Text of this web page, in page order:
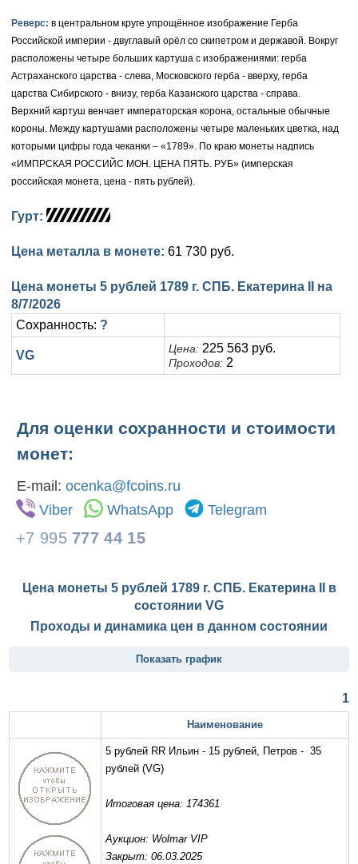
Для Молдавии и Валахии
Таврические монеты
Медь
Для Пруссии
Ливонезы
Альбертусталер
Петр II (1727-1730)
Екатерина I (1725-1727)
Петр I (1682-1725)
Золото
Серебро
Реверс: в центральном круге упрощённое изображение Герба
Российской империи - двуглавый орёл со скипетром и державой. Вокруг
расположены четыре больших картуша с изображениями: герба
Астраханского царства - слева, Московского герба - вверху, герба
царства Сибирского - внизу, герба Казанского царства - справа.
Верхний картуш венчает императорская корона, остальные обычные
короны. Между картушами расположены четыре маленьких цветка, над
которыми цифры года чеканки – «1789». По краю монеты надпись
«ИМПРСКАЯ РОССИЙС МОН. ЦЕНА ПЯТЬ. РУБ» (имперская
российская монета, цена - пять рублей).
Гурт:
Цена металла в монете: 61 730 руб.
Цена монеты 5 рублей 1789 г. СПБ. Екатерина II на
8/7/2026
Сохранность: ?
VG Цена: 225 563 руб.
Проходов: 2
Для оценки сохранности и стоимости
монет:
E-mail: ocenka@fcoins.ru
Viber
WhatsApp Telegram
+7 995 777 44 15
Цена монеты 5 рублей 1789 г. СПБ. Екатерина II в
состоянии VG
Проходы и динамика цен в данном состоянии
Показать график
1
Наименование
5 рублей RR Ильин - 15 рублей, Петров - 35
рублей (VG)
Итоговая цена: 174361
Аукцион: Wolmar VIP
Закрыт: 06.03.2025